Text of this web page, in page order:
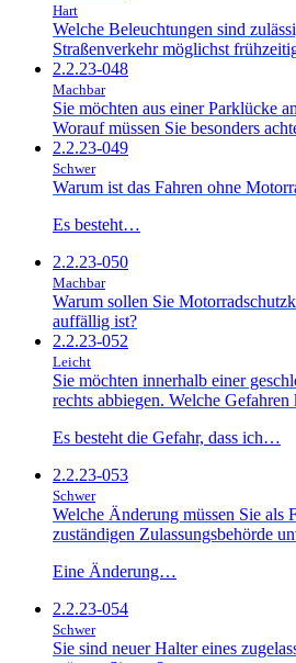
Hart
Welche Beleuchtungen sind
Straßenverkehr möglichst
2.2.23-048
Machbar
Sie möchten aus einer Parklücke
Worauf müssen Sie besonders
2.2.23-049
Schwer
Warum ist das Fahren ohne
Es besteht…
2.2.23-050
Machbar
Warum sollen Sie
auffällig ist?
2.2.23-052
Leicht
Sie möchten innerhalb einer
rechts abbiegen. Welche Gefahren
Es besteht die Gefahr, dass ich…
2.2.23-053
Schwer
Welche Änderung müssen Sie als
zuständigen Zulassungsbehörde
Eine Änderung…
2.2.23-054
Schwer
Sie sind neuer Halter eines